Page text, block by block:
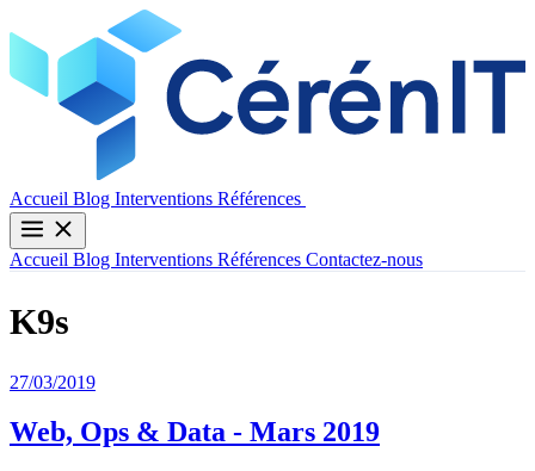
Accueil Blog Interventions Références
Accueil Blog Interventions Références Contactez-nous
K9s
27/03/2019
Web, Ops & Data - Mars 2019